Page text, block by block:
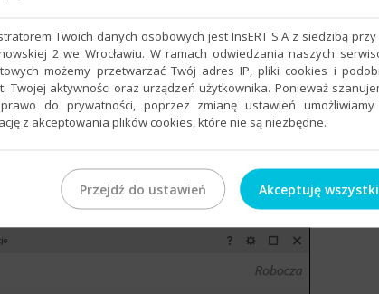
menu
zapisać (spowoduje przeniesienie wiadomości do
nadawczej i wysłanie jej przy kolejnym interwale
Twoich danych osobowych jest InsERT S.A z siedzibą przy
2 we Wrocławiu. W ramach odwiedzania naszych
możemy przetwarzać Twój adres IP, pliki cookies i
Twojej aktywności oraz urządzeń użytkownika. Ponieważ
do prywatności, poprzez zmianę ustawień umożliwiamy
z akceptowania plików cookies, które nie są niezbędne.
Przejdź do ustawień Akceptuję